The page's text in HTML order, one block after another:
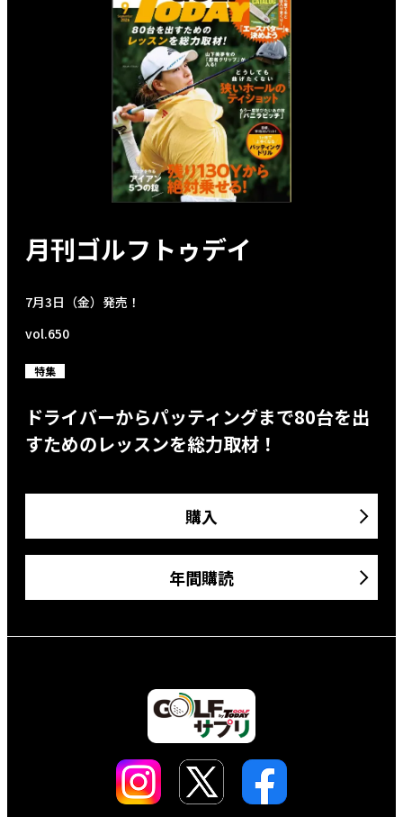
月刊ゴルフトゥデイ
7月3日（金）発売！
vol.650
特集
ドライバーからパッティングまで80台を出
すためのレッスンを総力取材！
購入
年間購読